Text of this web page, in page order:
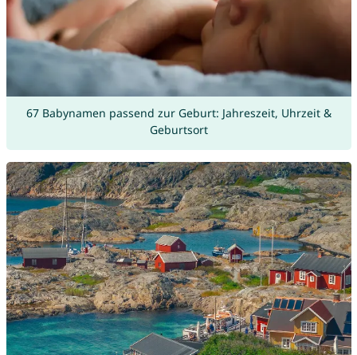
67 Babynamen passend zur Geburt: Jahreszeit, Uhrzeit &
Geburtsort